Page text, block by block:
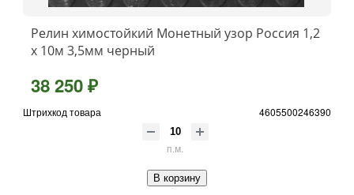
Релин химостойкий Монетный узор Россия 1,2
x 10м 3,5мм черный
38 250 ₽
Штрихкод товара 4605500246390
п.м.
В корзину